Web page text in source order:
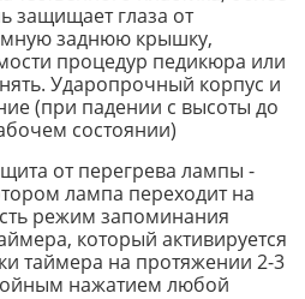
защищает глаза от
заднюю крышку,
процедур педикюра или
Ударопрочный корпус и
(при падении с высоты до
состоянии)
от перегрева лампы -
лампа переходит на
режим запоминания
который активируется
таймера на протяжении 2-3
нажатием любой